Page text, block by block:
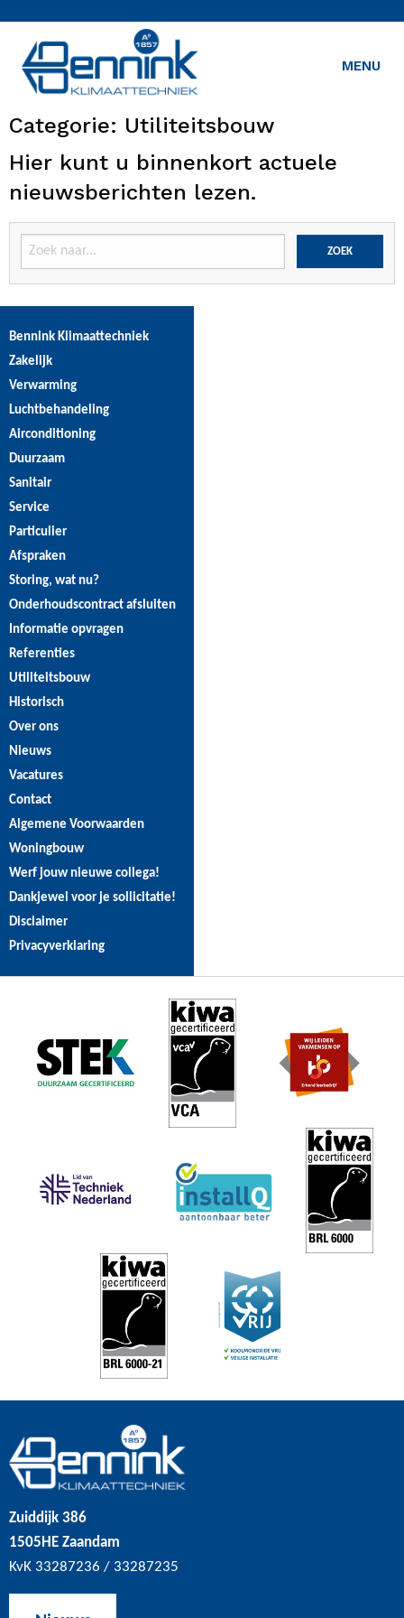
MENU
Categorie: Utiliteitsbouw
Hier kunt u binnenkort actuele
nieuwsberichten lezen.
Bennink Klimaattechniek
Zakelijk
Verwarming
Luchtbehandeling
Airconditioning
Duurzaam
Sanitair
Service
Particulier
Afspraken
Storing, wat nu?
Onderhoudscontract afsluiten
Informatie opvragen
Referenties
Utiliteitsbouw
Historisch
Over ons
Nieuws
Vacatures
Contact
Algemene Voorwaarden
Woningbouw
Werf jouw nieuwe collega!
Dankjewel voor je sollicitatie!
Disclaimer
Privacyverklaring
Zuiddijk 386
1505HE Zaandam
KvK 33287236 / 33287235